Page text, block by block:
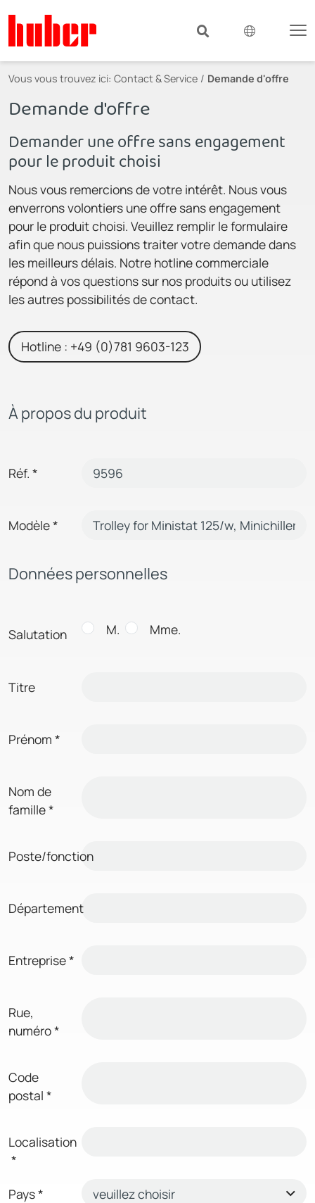
Vous vous trouvez ici: Contact & Service Demande d'offre
Demande d'offre
Demander une offre sans engagement
pour le produit choisi
Nous vous remercions de votre intérêt. Nous vous
enverrons volontiers une offre sans engagement
pour le produit choisi. Veuillez remplir le formulaire
afin que nous puissions traiter votre demande dans
les meilleurs délais. Notre hotline commerciale
répond à vos questions sur nos produits ou utilisez
les autres possibilités de contact.
Hotline : +49 (0)781 9603-123
À propos du produit
Réf. *
Modèle*
Données personnelles
Salutation M. Mme.
Titre
Prénom *
Nom de
famille*
Poste/fonction
Département
Entreprise*
Rue,
numéro*
Code
postal *
Localisation
*
Pays*